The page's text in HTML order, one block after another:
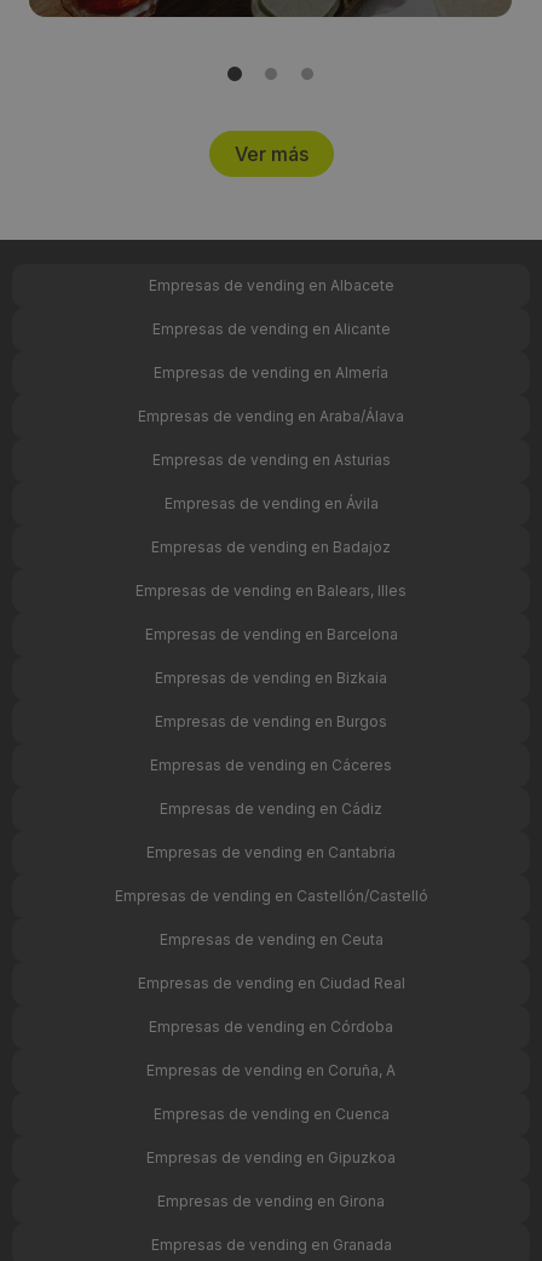
Ver más
Empresas de vending en Albacete
Empresas de vending en Alicante
Empresas de vending en Almería
Empresas de vending en Araba/Álava
Empresas de vending en Asturias
Empresas de vending en Ávila
Empresas de vending en Badajoz
Empresas de vending en Balears, Illes
Empresas de vending en Barcelona
Empresas de vending en Bizkaia
Empresas de vending en Burgos
Empresas de vending en Cáceres
Empresas de vending en Cádiz
Empresas de vending en Cantabria
Empresas de vending en Castellón/Castelló
Empresas de vending en Ceuta
Empresas de vending en Ciudad Real
Empresas de vending en Córdoba
Empresas de vending en Coruña, A
Empresas de vending en Cuenca
Empresas de vending en Gipuzkoa
Empresas de vending en Girona
Empresas de vending en Granada